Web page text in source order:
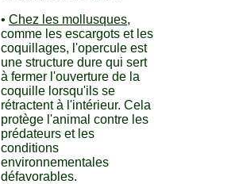
• Chez les mollusques,
comme les escargots et les
coquillages, l'opercule est
une structure dure qui sert
à fermer l'ouverture de la
coquille lorsqu'ils se
rétractent à l'intérieur. Cela
protège l'animal contre les
prédateurs et les
conditions
environnementales
défavorables.